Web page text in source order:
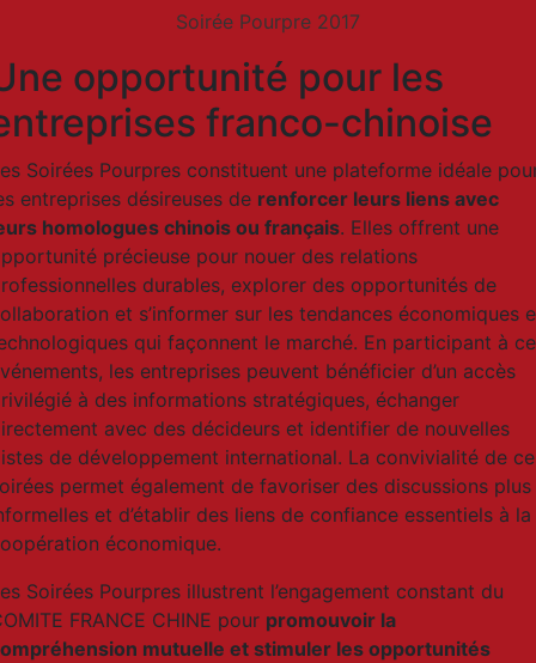
Soirée Pourpre 2017
opportunité pour les
franco-chinoise
Soirées Pourpres constituent une plateforme idéale
entreprises désireuses de renforcer leurs liens avec
homologues chinois ou français. Elles offrent une
précieuse pour nouer des relations
durables, explorer des opportunités de
et s’informer sur les tendances économiques
qui façonnent le marché. En participant à
les entreprises peuvent bénéficier d’un accès
à des informations stratégiques, échanger
avec des décideurs et identifier de nouvelles
de développement international. La convivialité de
permet également de favoriser des discussions plus
et d’établir des liens de confiance essentiels à la
économique.
Soirées Pourpres illustrent l’engagement constant du
FRANCE CHINE pour promouvoir la
mutuelle et stimuler les opportunités